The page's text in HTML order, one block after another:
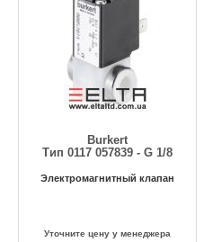
Burkert
Тип 0117 057839 - G 1/8
Электромагнитный клапан
Уточните цену у менеджера